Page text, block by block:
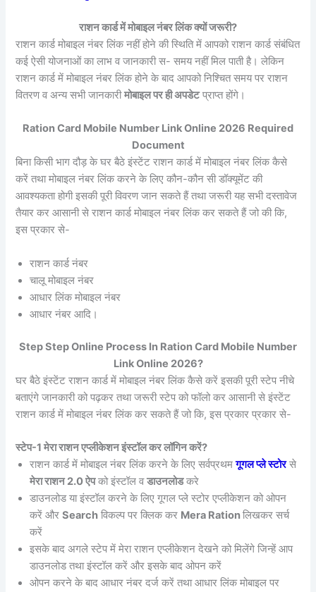
राशन कार्ड में मोबाइल नंबर लिंक क्यों जरूरी?
राशन कार्ड मोबाइल नंबर लिंक नहीं होने की स्थिति में आपको राशन कार्ड संबंधित
कई ऐसी योजनाओं का लाभ व जानकारी स- समय नहीं मिल पाती है। लेकिन
राशन कार्ड में मोबाइल नंबर लिंक होने के बाद आपको निश्चित समय पर राशन
वितरण व अन्य सभी जानकारीमोबाइल पर ही अपडेटप्राप्त होंगे।
Ration Card Mobile Number Link Online 2026 Required
Document
बिना किसी भाग दौड़ के घर बैठे इंस्टेंट राशन कार्ड में मोबाइल नंबर लिंक कैसे
करें तथा मोबाइल नंबर लिंक करने के लिए कौन-कौन सी डॉक्यूमेंट की
आवश्यकता होगी इसकी पूरी विवरण जान सकते हैं तथा जरूरी यह सभी दस्तावेज
तैयार कर आसानी से राशन कार्ड मोबाइल नंबर लिंक कर सकते हैं जो की कि,
इस प्रकार से-
राशन कार्ड नंबर
चालू मोबाइल नंबर
आधार लिंक मोबाइल नंबर
आधार नंबर आदि।
Step Step Online Process In Ration Card Mobile Number
Link Online 2026?
घर बैठे इंस्टेंट राशन कार्ड में मोबाइल नंबर लिंक कैसे करें इसकी पूरी स्टेप नीचे
बताएंगे जानकारी को पढ़कर तथा जरूरी स्टेप को फॉलो कर आसानी से इंस्टेंट
राशन कार्ड में मोबाइल नंबर लिंक कर सकते हैं जो कि, इस प्रकार प्रकार से-
स्टेप-1 मेरा राशन एप्लीकेशन इंस्टॉल कर लॉगिन करें?
राशन कार्ड में मोबाइल नंबर लिंक करने के लिए सर्वप्रथमगूगल प्ले स्टोरसे
मेरा राशन 2.0 ऐपको इंस्टॉल वडाउनलोडकरे
डाउनलोड या इंस्टॉल करने के लिए गूगल प्ले स्टोर एप्लीकेशन को ओपन
करें औरSearch विकल्प पर क्लिक कर Mera Rationलिखकर सर्च
करें
इसके बाद अगले स्टेप में मेरा राशन एप्लीकेशन देखने को मिलेंगे जिन्हें आप
डाउनलोड तथा इंस्टॉल करें और इसके बाद ओपन करें
ओपन करने के बाद आधार नंबर दर्ज करें तथा आधार लिंक मोबाइल पर